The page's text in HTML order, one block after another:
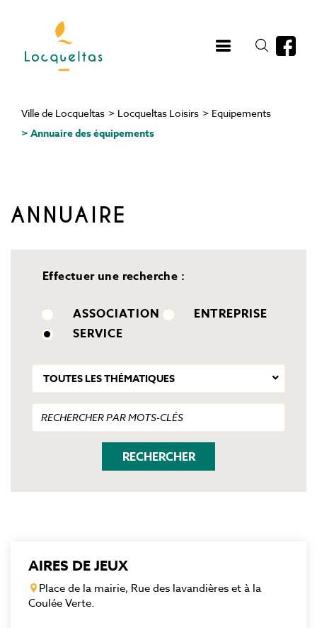
contenu
Fil
Ville de Locqueltas > Locqueltas Loisirs > Equipements
>Annuaire des équipements
ANNUAIRE
Effectuer une recherche :
ASSOCIATION
ENTREPRISE
SERVICE
TOUTES LES THÉMATIQUES
AIRES DE JEUX
Place de la mairie, Rue des lavandières et à la
Coulée Verte.